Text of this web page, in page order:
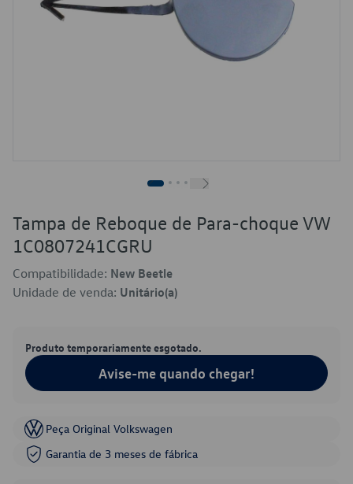
Tampa de Reboque de Para-choque VW
1C0807241CGRU
Compatibilidade: New Beetle
Unidade de venda: Unitário(a)
Produto temporariamente esgotado.
Avise-me quando chegar!
Peça Original Volkswagen
Garantia de 3 meses de fábrica